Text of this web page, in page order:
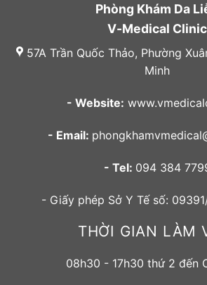
Phòng Khám Da
V-Medical Clinic
57A Trần Quốc Thảo, Phường
Minh
- Website:
- Email:
- Tel: 094 384
- Giấy phép Sở Y Tế số:
THỜI GIAN LÀM
08h30 - 17h30 thứ 2 đến